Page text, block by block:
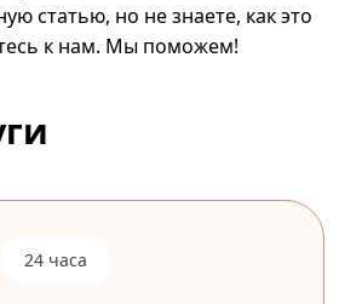
статью, но не знаете, как это
к нам. Мы поможем!
24 часа